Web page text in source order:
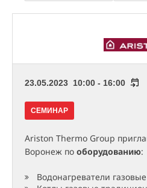
23.05.2023 10:00 - 16:00
СЕМИНАР
Ariston Thermo Group
Воронеж по оборудованию:
Водонагреватели